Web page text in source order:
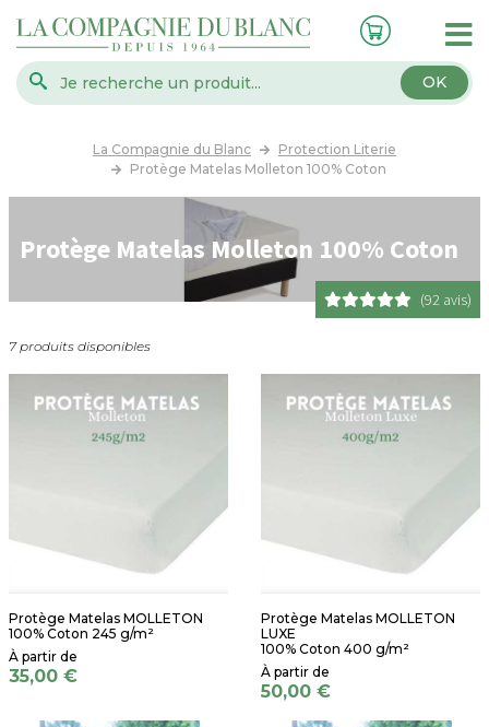
OK
La Compagnie du Blanc
Protection Literie
Protège Matelas Molleton 100% Coton
Protège Matelas Molleton 100% Coton
(92 avis)
7 produits disponibles
Protège Matelas MOLLETON
100% Coton 245 g/m²
35,00 €
Protège Matelas MOLLETON
LUXE
100% Coton 400 g/m²
50,00 €